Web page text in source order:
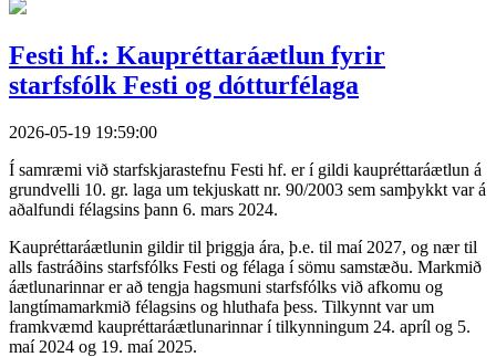
Festi hf.: Kaupréttaráætlun fyrir
starfsfólk Festi og dótturfélaga
2026-05-19 19:59:00
Í samræmi við starfskjarastefnu Festi hf. er í gildi kaupréttaráætlun á
grundvelli 10. gr. laga um tekjuskatt nr. 90/2003 sem samþykkt var á
aðalfundi félagsins þann 6. mars 2024.
Kaupréttaráætlunin gildir til þriggja ára, þ.e. til maí 2027, og nær til
alls fastráðins starfsfólks Festi og félaga í sömu samstæðu. Markmið
áætlunarinnar er að tengja hagsmuni starfsfólks við afkomu og
langtímamarkmið félagsins og hluthafa þess. Tilkynnt var um
framkvæmd kaupréttaráætlunarinnar í tilkynningum 24. apríl og 5.
maí 2024 og 19. maí 2025.